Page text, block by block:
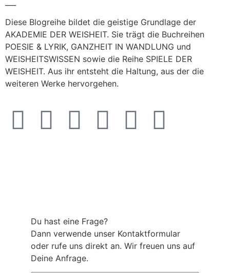
Diese Blogreihe bildet die geistige Grundlage der
AKADEMIE DER WEISHEIT. Sie trägt die Buchreihen
POESIE & LYRIK, GANZHEIT IN WANDLUNG und
WEISHEITSWISSEN sowie die Reihe SPIELE DER
WEISHEIT. Aus ihr entsteht die Haltung, aus der die
weiteren Werke hervorgehen.
Du hast eine Frage?
Dann verwende unser Kontaktformular
oder rufe uns direkt an. Wir freuen uns auf
Deine Anfrage.